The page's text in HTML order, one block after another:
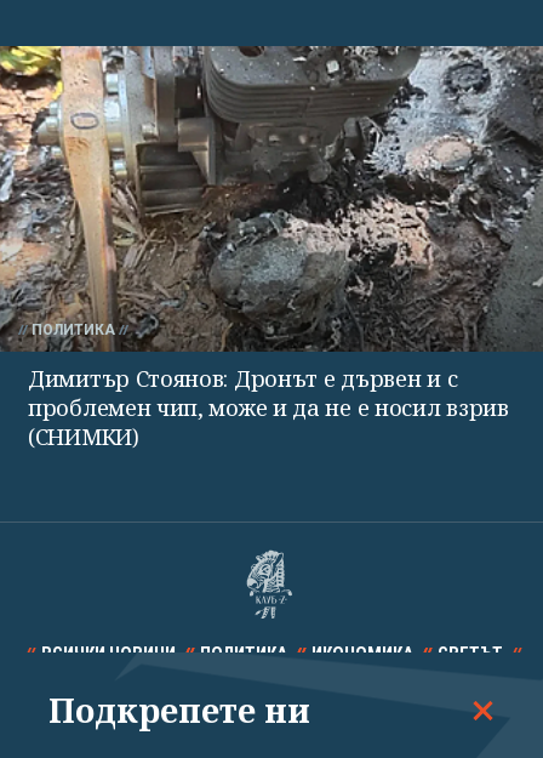
ПОЛИТИКА
Димитър Стоянов: Дронът е дървен и с
проблемен чип, може и да не е носил взрив
(СНИМКИ)
ВСИЧКИ НОВИНИ ПОЛИТИКА ИКОНОМИКА СВЕТЪТ
СПОРТ КУЛТУРА ТЕХНОЛОГИИ КАЛЕЙДОСКОП
Подкрепете ни